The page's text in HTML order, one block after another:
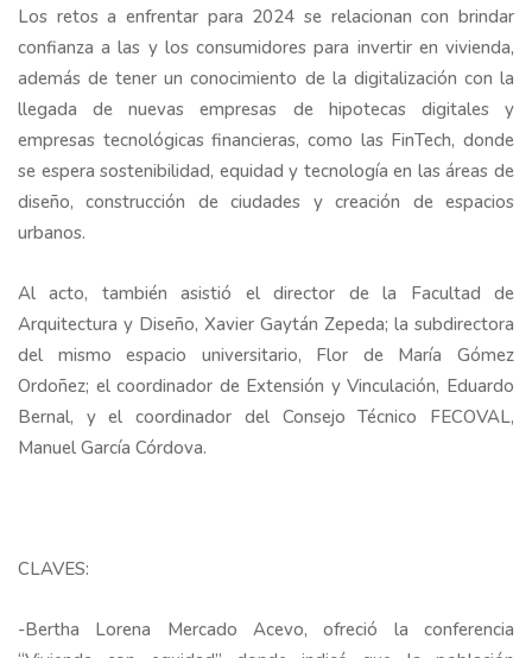
Los retos a enfrentar para 2024 se relacionan con brindar
confianza a las y los consumidores para invertir en vivienda,
además de tener un conocimiento de la digitalización con la
llegada de nuevas empresas de hipotecas digitales y
empresas tecnológicas financieras, como las FinTech, donde
se espera sostenibilidad, equidad y tecnología en las áreas de
diseño, construcción de ciudades y creación de espacios
urbanos.
Al acto, también asistió el director de la Facultad de
Arquitectura y Diseño, Xavier Gaytán Zepeda; la subdirectora
del mismo espacio universitario, Flor de María Gómez
Ordoñez; el coordinador de Extensión y Vinculación, Eduardo
Bernal, y el coordinador del Consejo Técnico FECOVAL,
Manuel García Córdova.
CLAVES:
-Bertha Lorena Mercado Acevo, ofreció la conferencia